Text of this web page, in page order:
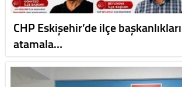
CHP Eskişehir’de ilçe
atamala…